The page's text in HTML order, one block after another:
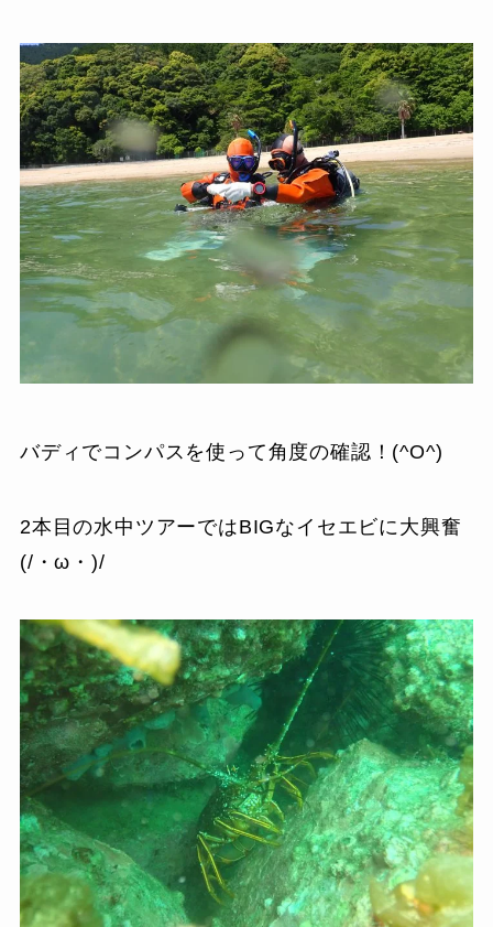
バディでコンパスを使って角度の確認！(^O^)
2本目の水中ツアーではBIGなイセエビに大興奮
(/・ω・)/